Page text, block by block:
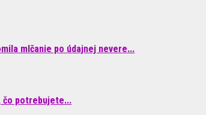
mlčanie po údajnej nevere...
čo potrebujete...